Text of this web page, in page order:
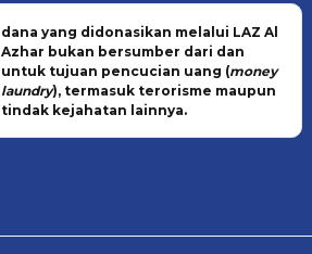
dana yang didonasikan melalui LAZ Al
Azhar bukan bersumber dari dan
untuk tujuan pencucian uang (money
laundry), termasuk terorisme maupun
tindak kejahatan lainnya.